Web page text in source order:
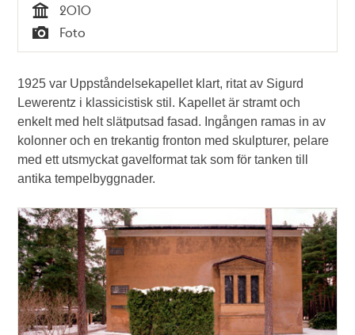
Tid
2010
Typ
Foto
1925 var Uppståndelsekapellet klart, ritat av Sigurd
Lewerentz i klassicistisk stil. Kapellet är stramt och
enkelt med helt slätputsad fasad. Ingången ramas in av
kolonner och en trekantig fronton med skulpturer, pelare
med ett utsmyckat gavelformat tak som för tanken till
antika tempelbyggnader.